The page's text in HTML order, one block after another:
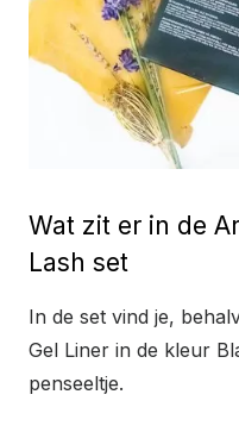
Wat zit er in de
Lash set
In de set vind je,
Gel Liner in de kleur
penseeltje.